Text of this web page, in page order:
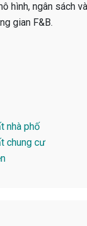
hình, ngân sách
gian F&B.
nhà phố
chung cư